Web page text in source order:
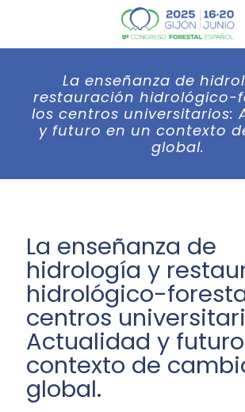
La enseñanza de
restauración hidrológico-
los centros universitarios:
y futuro en un contexto
global.
La enseñanza de
hidrología y
hidrológico-
centros
Actualidad y
contexto de
global.